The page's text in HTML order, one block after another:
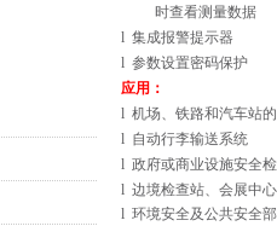
时查看测量数据
l 集成报警提示器
l 参数设置密码保护
应用：
l 机场、铁路和汽车站
l 自动行李输送系统
l 政府或商业设施安全
l 边境检查站、会展中
l 环境安全及公共安全